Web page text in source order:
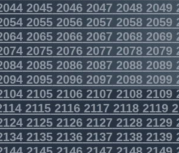
204520462047 20482049
205520562057 20582059
206520662067 20682069
207520762077 20782079
208520862087 20882089
209520962097 20982099
21052106210721082109
21152116211721182119
21252126212721282129
21352136213721382139